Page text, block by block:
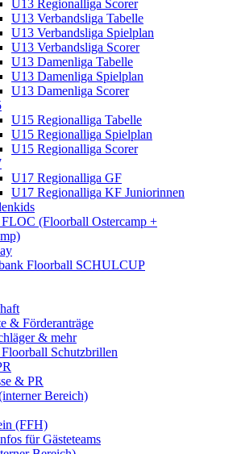
U13 Regionalliga Scorer
U13 Verbandsliga Tabelle
U13 Verbandsliga Spielplan
U13 Verbandsliga Scorer
U13 Damenliga Tabelle
U13 Damenliga Spielplan
U13 Damenliga Scorer
U15 Regionalliga Tabelle
U15 Regionalliga Spielplan
U15 Regionalliga Scorer
U17 Regionalliga GF
U17 Regionalliga KF Juniorinnen
(Floorball Ostercamp +
Floorball SCHULCUP
& Förderanträge
& mehr
Schutzbrillen
& PR
Bereich)
(FFH)
für Gästeteams